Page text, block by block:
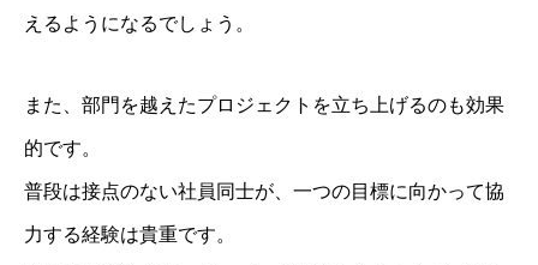
えるようになるでしょう。
また、部門を越えたプロジェクトを立ち上げるのも効果
的です。
普段は接点のない社員同士が、一つの目標に向かって協
力する経験は貴重です。